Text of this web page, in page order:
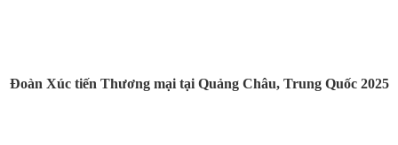
Đoàn Xúc tiến Thương mại tại Quảng Châu, Trung Quốc 2025